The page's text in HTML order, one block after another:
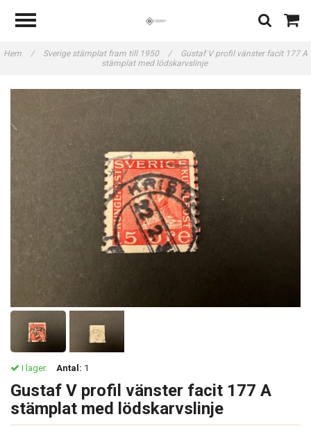
Hem / Sverige stämplat fram till 1950 /
Gustaf V profil vänster facit 177 A
stämplat med lödskarvslinje
I lager. Antal: 1
Gustaf V profil vänster facit 177 A
stämplat med lödskarvslinje